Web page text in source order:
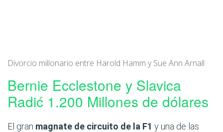
Divorcio millonario entre Harold Hamm y Sue Ann Arnall
Bernie Ecclestone y Slavica
Radić 1.200 Millones de dólares
El gran magnate de circuito de la F1 y una de las